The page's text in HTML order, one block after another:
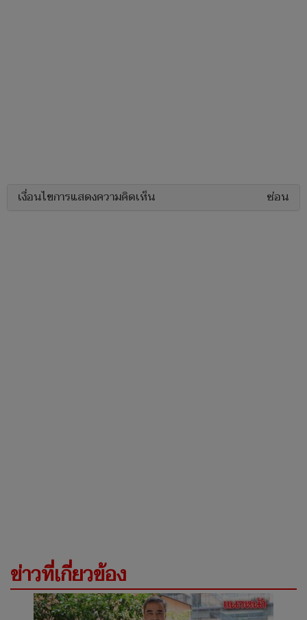
เงื่อนไขการแสดงความคิดเห็น ซ่อน
ข่าวที่เกี่ยวข้อง